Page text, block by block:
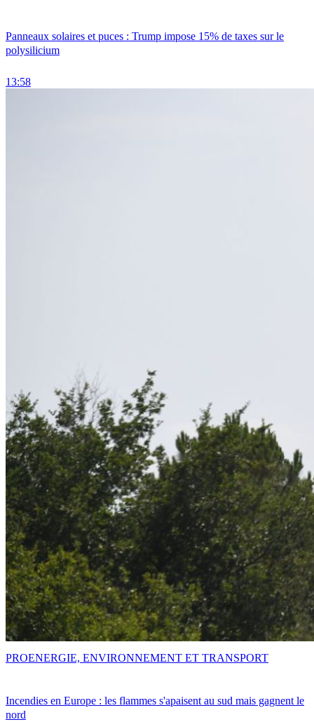
Panneaux solaires et puces : Trump impose 15% de taxes sur le
polysilicium
13:58
Incendies en Europe : les flammes s'apaisent au sud mais gagnent le
nord
PROENERGIE, ENVIRONNEMENT ET TRANSPORT